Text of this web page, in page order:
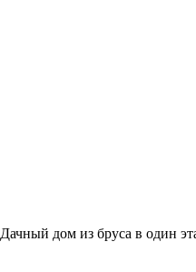
Дачный дом из бруса в один